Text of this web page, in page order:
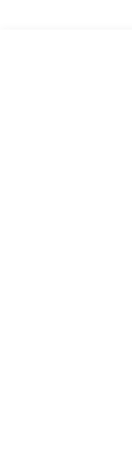
Ürün resmi
Ürün
Ürün
Ürün fiyatı
Bu ürüne